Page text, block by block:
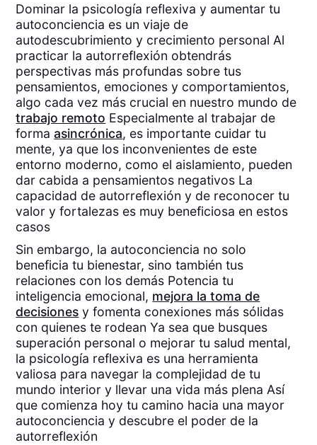
Dominar la psicología reflexiva y aumentar tu
autoconciencia es un viaje de
autodescubrimiento y crecimiento personal Al
practicar la autorreflexión obtendrás
perspectivas más profundas sobre tus
pensamientos, emociones y comportamientos,
algo cada vez más crucial en nuestro mundo de
trabajo remoto Especialmente al trabajar de
formaasincrónica, es importante cuidar tu
mente, ya que los inconvenientes de este
entorno moderno, como el aislamiento, pueden
dar cabida a pensamientos negativos La
capacidad de autorreflexión y de reconocer tu
valor y fortalezas es muy beneficiosa en estos
casos
Sin embargo, la autoconciencia no solo
beneficia tu bienestar, sino también tus
relaciones con los demás Potencia tu
inteligencia emocional, mejora la toma de
decisiones y fomenta conexiones más sólidas
con quienes te rodean Ya sea que busques
superación personal o mejorar tu salud mental,
la psicología reflexiva es una herramienta
valiosa para navegar la complejidad de tu
mundo interior y llevar una vida más plena Así
que comienza hoy tu camino hacia una mayor
autoconciencia y descubre el poder de la
autorreflexión